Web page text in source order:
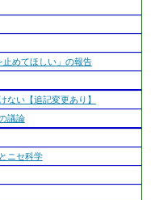
めてほしい」の報告
ない【追記変更あり】
議論
ニセ科学